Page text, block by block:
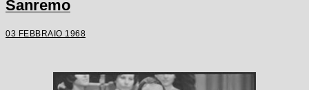
Sanremo
03 FEBBRAIO 1968